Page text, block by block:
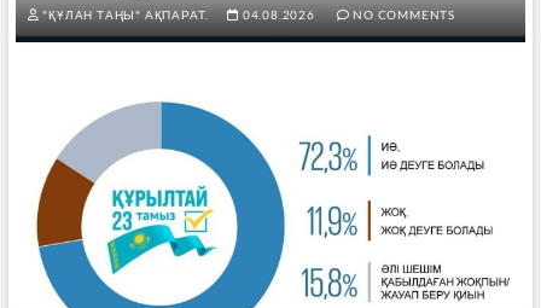
"ҚҰЛАН ТАҢЫ" АҚПАРАТ. 04.08.2026 NO COMMENTS